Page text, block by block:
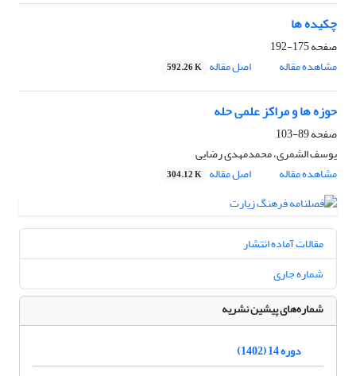
چکیده ها
صفحه175-192
مشاهده مقاله
اصل مقاله 592.26 K
حوزه ها و مراکز علمی حله
صفحه89-103
یوسف الشمری، محمدمهدی رضایی
مشاهده مقاله
اصل مقاله 304.12 K
مقالات آماده انتشار
شماره جاری
شماره‌های پیشین نشریه
دوره 14 (1402)